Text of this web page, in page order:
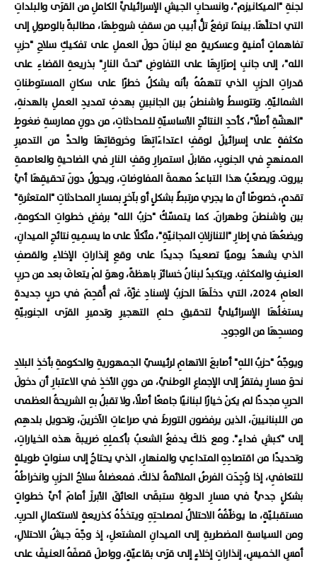
لجنةِ "الميكانيزم"، وانسحابِ الجيشِ الإسرائيليِّ الكاملِ من القرَى والبلداتِ
التي احتلَّهَا. بينمَا ترفعُ تلُّ أبيب من سقفِ شروطِهَا، مطالبةً بالوصولِ إلى
تفاهماتٍ أمنيةٍ وعسكريةٍ مع لبنانَ حولَ العملِ على تفكيكِ سلاحِ "حزبِ
الله"، إلى جانبِ إصرَارِهَا على التفاوضِ "تحتَ النارِ" بذريعةِ القضاءِ على
قدراتِ الحزبِ الذي تتهمُهُ بأنه يشكلُ خطرًا على سكانِ المستوطناتِ
الشماليّةِ. وتتوسطُ واشنطنُ بين الجانبينِ بهدفِ تمديدِ العملِ بالهدنةِ،
"الهشّةِ أصلًا"، كأحدِ النتائجِ الأساسيّةِ للمحادثاتِ، من دونِ ممارسةِ ضغوطٍ
مكثفةٍ على إسرائيلَ لوقفِ اعتداءَاتِهَا وخروقاتِهَا والحدِّ من التدميرِ
الممنهجِ في الجنوبِ، مقابلَ استمرارِ وقفِ النارِ في الضاحيةِ والعاصمةِ
بيروت. ويصعّبُ هذا التباعدُ مهمةَ المفاوضاتِ، ويحولُ دونَ تحقيقِهَا أيَّ
تقدمٍ، خصوصًا أن ما يجري مرتبطٌ بشكلٍ أو بآخرٍ بمسارِ المحادثاتِ "المتعثرةِ"
بين واشنطنَ وطهرانَ. كما يتمسّكُ "حزبُ الله" برفضِ خطواتِ الحكومةِ،
ويضعُهَا في إطارِ "التنازلاتِ المجانيّةِ"، متّكلًا على ما يسمِيهِ نتائجِ الميدانِ،
الذي يشهدُ يوميًا تصعيدًا جديدًا على وقعِ إنذاراتِ الإخلاءِ والقصفِ
العنيفِ والمكثفِ. ويتكبدُ لبنانُ خسائرَ باهظةً، وهوَ لمْ يتعافَ بعد من حربِ
العامِ 2024، التي دخلَهَا الحزبُ لإسنادِ غزّةَ، ثم أُقحِمَ في حربٍ جديدةٍ
يستغلُهَا الإسرائيليُّ لتحقيقِ حلمِ التهجيرِ وتدميرِ القرَى الجنوبيّةِ
ومسحِهَا من الوجودِ.
ويوجّهُ "حزبُ اللهِ" أصابعَ الاتهامِ لرئيسيّ الجمهوريةِ والحكومةِ بأخذِ البلادِ
نحوَ مسارٍ يفتقرُ إلى الإجماعِ الوطنيِّ، من دونِ الأخذِ في الاعتبارِ أن دخولَ
الحربِ مجددًا لم يكنْ خيارًا لبنانيًا جامعًا أصلًا، ولا تقبلُ بهِ الشريحةُ العظمى
من اللبنانيينَ، الذين يرفضون التورطَ في صراعاتِ الآخرينَ، وتحويل بلدهِم
إلى "كبشِ فداءٍ". ومع ذلكَ يدفعُ الشعبُ بأكملِهِ ضريبةَ هذه الخياراتِ،
وتحديدًا من اقتصادِهِ المتداعِي والمنهارِ، الذي يحتاجُ إلى سنواتٍ طويلةٍ
للتعافِي، إذا وُجِدَت الفرصُ الملائمةُ لذلكَ. فمعضلةُ سلاحُ الحزبِ وانخراطُهُ
بشكلٍ جديٍّ في مسارِ الدولةِ ستبقَى العائقَ الأبرزَ أمامَ أيِّ خطواتٍ
مستقبليّةٍ، ما يوظّفُهُ الاحتلالُ لمصلحتِهِ ويتخذُهُ كذريعةٍ لاستكمالِ الحربِ.
ومن السياسةِ المضطربةِ إلى الميدانِ المشتعلِ، إذ وجّهَ جيشُ الاحتلالِ،
أمسِ الخميسِ، إنذاراتِ إخلاءٍ إلى قرَى بقاعيّةٍ، وواصلَ قصفَهُ العنيفَ على